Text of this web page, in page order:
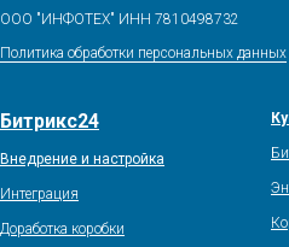
ООО "ИНФОТЕХ" ИНН 7810498732
Политика обработки персональных данных
Битрикс24
Внедрение и настройка
Интеграция
Доработка коробки